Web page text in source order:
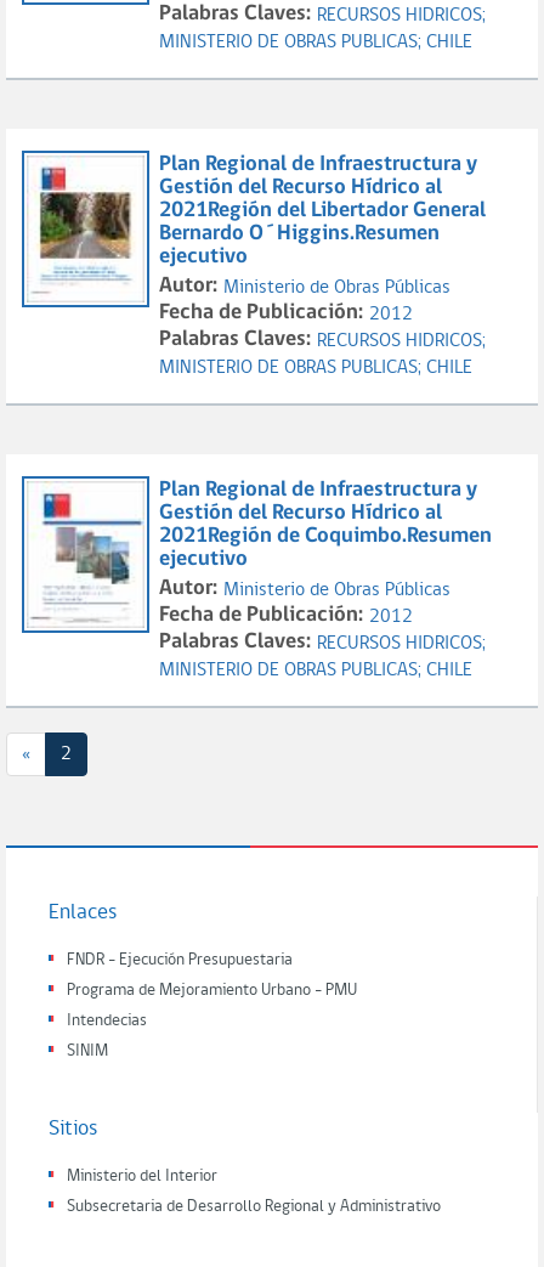
Palabras Claves: RECURSOS HIDRICOS;
MINISTERIO DE OBRAS PUBLICAS; CHILE
Plan Regional de Infraestructura y
Gestión del Recurso Hídrico al
2021Región del Libertador General
Bernardo O´Higgins.Resumen
ejecutivo
Autor: Ministerio de Obras Públicas
Fecha de Publicación: 2012
Palabras Claves: RECURSOS HIDRICOS;
MINISTERIO DE OBRAS PUBLICAS; CHILE
Plan Regional de Infraestructura y
Gestión del Recurso Hídrico al
2021Región de Coquimbo.Resumen
ejecutivo
Autor: Ministerio de Obras Públicas
Fecha de Publicación: 2012
Palabras Claves: RECURSOS HIDRICOS;
MINISTERIO DE OBRAS PUBLICAS; CHILE
« 2
Enlaces
FNDR - Ejecución Presupuestaria
Programa de Mejoramiento Urbano - PMU
Intendecias
SINIM
Sitios
Ministerio del Interior
Subsecretaria de Desarrollo Regional y Administrativo